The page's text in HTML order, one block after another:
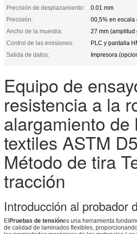
Precisión de desplazamiento:
0.01 mm
Precisión:
00,5% en escala
Ancho de la muestra:
27 mm
Control de las emisiones:
PLC y pantalla
Salida de datos:
Impresora
Equipo de
resistencia a la
alargamiento de
textiles ASTM
Método de tira
tracción
Introducción al probador
ElPruebas de tensiónes una herramienta
de calidad de laminados flexibles,